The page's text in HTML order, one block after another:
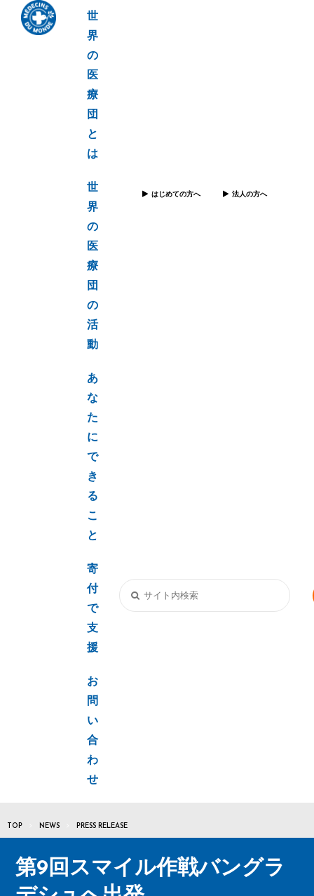
世
界
の
医
療
団
と
は
世
界
の
医
療
団
の
活
動
あ
な
た
に
で
き
る
こ
と
寄
付
で
支
援
お
問
い
合
わ
せ
はじめての方へ 法人の方へ
TOP NEWS PRESS RELEASE
第9回スマイル作戦バングラ